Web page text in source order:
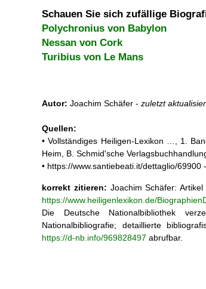
Schauen Sie sich zufällige
Polychronius von Babylon
Nessan von Cork
Turibius von Le Mans
Autor: Joachim Schäfer - zuletzt
Quellen:
• Vollständiges Heiligen-Lexikon …, 1.
Heim, B. Schmid'sche
• https://www.santiebeati.it/dettaglio/
korrekt zitieren: Joachim Schäfer: Artikel
https://www.heiligenlexikon.de/
Die Deutsche Nationalbibliothek
Nationalbibliografie; detaillierte
https://d-nb.info/969828497 abrufbar.